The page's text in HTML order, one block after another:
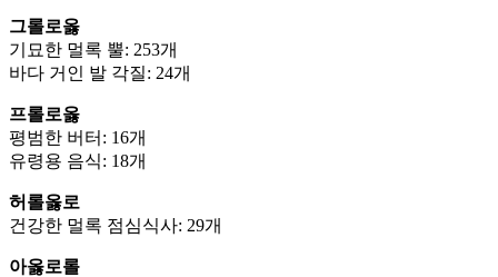
그롤로옳
기묘한 멀록 뿔: 253개
바다 거인 발 각질: 24개
프롤로옳
평범한 버터: 16개
유령용 음식: 18개
허롤옳로
건강한 멀록 점심식사: 29개
아옳로롤